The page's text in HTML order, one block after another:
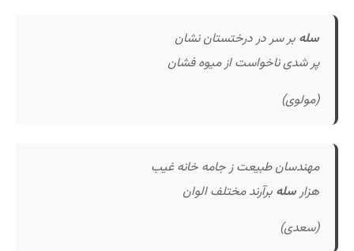
سله بر سر در درختستان نشان
پر شدی ناخواست از میوه فشان
(مولوی)
مهندسان طبیعت ز جامه خانه غیب
هزار سله برآرند مختلف الوان
(سعدی)